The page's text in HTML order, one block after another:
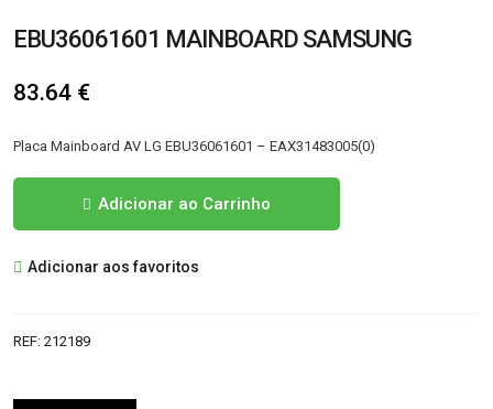
EBU36061601 MAINBOARD SAMSUNG
83.64 €
Placa Mainboard AV LG EBU36061601 – EAX31483005(0)
MAINBOARD
Adicionar ao Carrinho
Adicionar aos favoritos
REF: 212189